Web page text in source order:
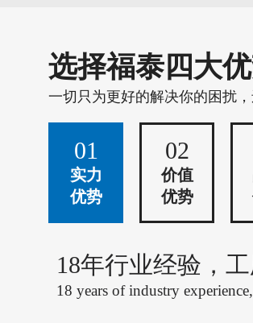
选择福泰四大
一切只为更好的解决你的困扰
01
实力
优势
02
价值
优势
18年行业经验，
18 years of industry